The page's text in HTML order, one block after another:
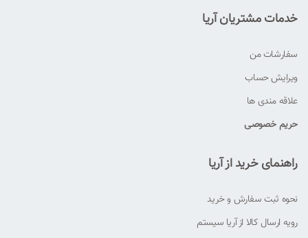
خدمات مشتریان آریا
سفارشات من
ویرایش حساب
علاقه مندی ها
حریم خصوصی
راهنمای خرید از آریا
نحوه ثبت سفارش و خرید
رویه ارسال کالا از آریا سیستم